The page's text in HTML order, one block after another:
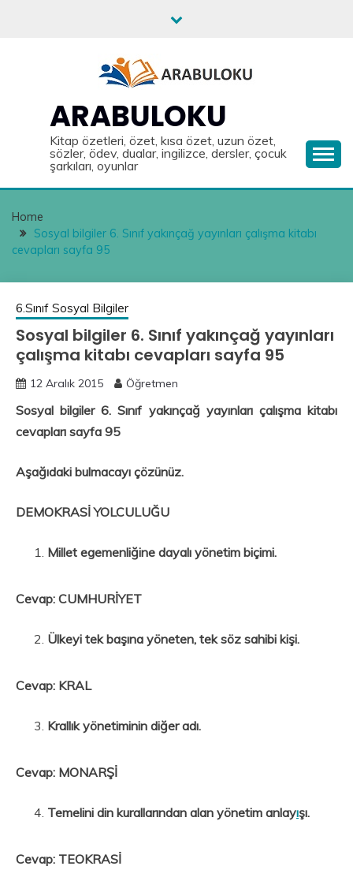
ARABULOKU
Kitap özetleri, özet, kısa özet, uzun özet,
sözler, ödev, dualar, ingilizce, dersler, çocuk
şarkıları, oyunlar
Home
Sosyal bilgiler 6. Sınıf yakınçağ yayınları çalışma kitabı
cevapları sayfa 95
6.Sınıf Sosyal Bilgiler
Sosyal bilgiler 6. Sınıf yakınçağ yayınları
çalışma kitabı cevapları sayfa 95
12 Aralık 2015 Öğretmen
Sosyal bilgiler 6. Sınıf yakınçağ yayınları çalışma kitabı
cevapları sayfa 95
Aşağıdaki bulmacayı çözünüz.
DEMOKRASİ YOLCULUĞU
Millet egemenliğine dayalı yönetim biçimi.
Cevap: CUMHURİYET
Ülkeyi tek başına yöneten, tek söz sahibi kişi.
Cevap: KRAL
Krallık yönetiminin diğer adı.
Cevap: MONARŞİ
Temelini din kurallarından alan yönetim anlayışı.
Cevap: TEOKRASİ